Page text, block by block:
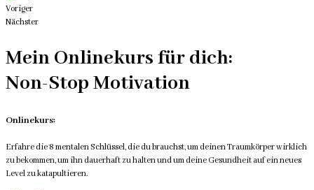
Voriger
Nächster
Mein Onlinekurs für dich:
Non-Stop Motivation
Onlinekurs:
Erfahre die 8 mentalen Schlüssel, die du brauchst, um deinen Traumkörper wirklich
zu bekommen, um ihn dauerhaft zu halten und um deine Gesundheit auf ein neues
Level zu katapultieren.